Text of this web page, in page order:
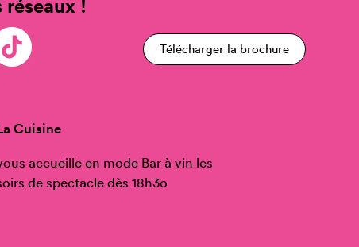
réseaux !
Télécharger la brochure
Cuisine
accueille en mode Bar à vin les
de spectacle dès 18h3o